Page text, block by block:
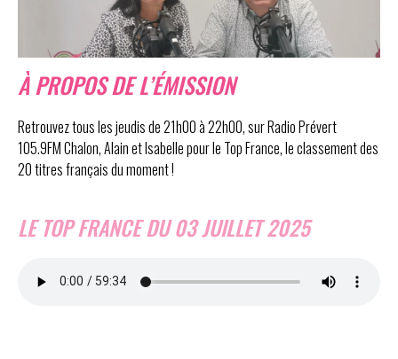
À PROPOS DE L’ÉMISSION
Retrouvez tous les jeudis de 21h00 à 22h00, sur Radio Prévert
105.9FM Chalon, Alain et Isabelle pour le Top France, le classement des
20 titres français du moment !
LE TOP FRANCE DU 03 JUILLET 2025